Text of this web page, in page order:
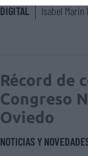
DIGITAL Isabel Marín
Récord de
Congreso
Oviedo
NOTICIAS Y